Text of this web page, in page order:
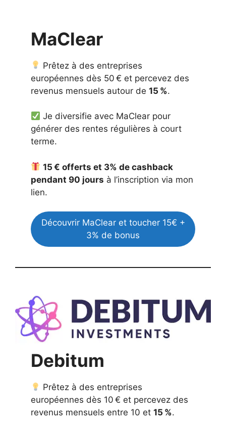
MaClear
Prêtez à des entreprises
européennes dès 50 € et percevez des
revenus mensuels autour de15 %.
Je diversifie avec MaClear pour
générer des rentes régulières à court
terme.
15 € offerts et 3% de cashback
pendant 90 jours à l’inscription via mon
lien.
Découvrir MaClear et toucher 15€ +
3% de bonus
Debitum
Prêtez à des entreprises
européennes dès 10 € et percevez des
revenus mensuels entre 10 et15 %.